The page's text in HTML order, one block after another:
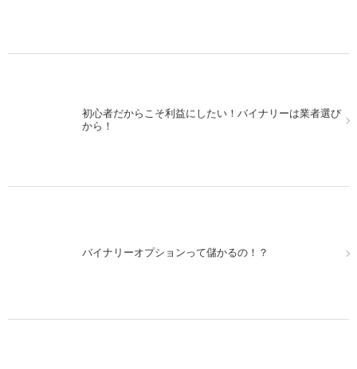
初心者だからこそ利益にしたい！バイナリーは業者選び
から！
バイナリーオプションって儲かるの！？